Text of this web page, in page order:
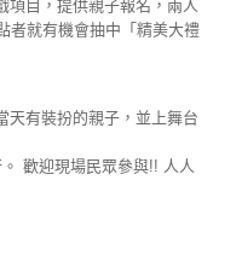
項目，提供親子報名，兩人
者就有機會抽中「精美大禮
天有裝扮的親子，並上舞台
歡迎現場民眾參與!! 人人